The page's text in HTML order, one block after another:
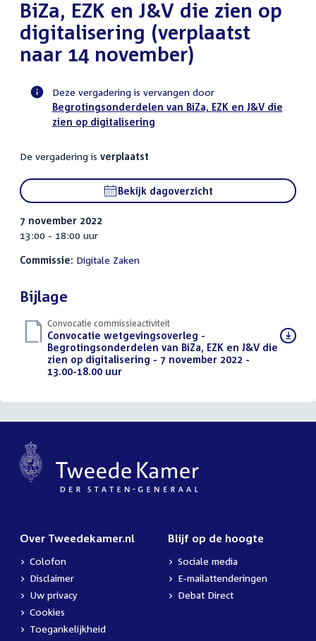
BiZa, EZK en J&V die zien op
digitalisering (verplaatst
naar 14 november)
Voortgangsstatus
commissie
activiteit
Deze vergadering is vervangen door
Begrotingsonderdelen van BiZa, EZK en J&V die
zien op digitalisering
De vergadering is verplaatst
Bekijk dagoverzicht
7 november 2022
13:00 - 18:00 uur
Commissie: Digitale Zaken
Bijlage
Convocatie commissieactiviteit
Download
bestand:
Convocatie wetgevingsoverleg -
Begrotingsonderdelen van BiZa, EZK en J&V die
zien op digitalisering - 7 november 2022 -
13.00-18.00 uur(PDF)
Over Tweedekamer.nl
Colofon
Disclaimer
Uw privacy
Cookies
Toegankelijkheid
Blijf op de hoogte
Sociale media
E-mailattenderingen
Debat Direct